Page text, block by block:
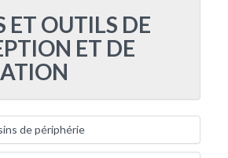
ET OUTILS DE
ET DE
de périphérie